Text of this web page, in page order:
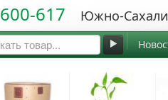
600-617 Южно-